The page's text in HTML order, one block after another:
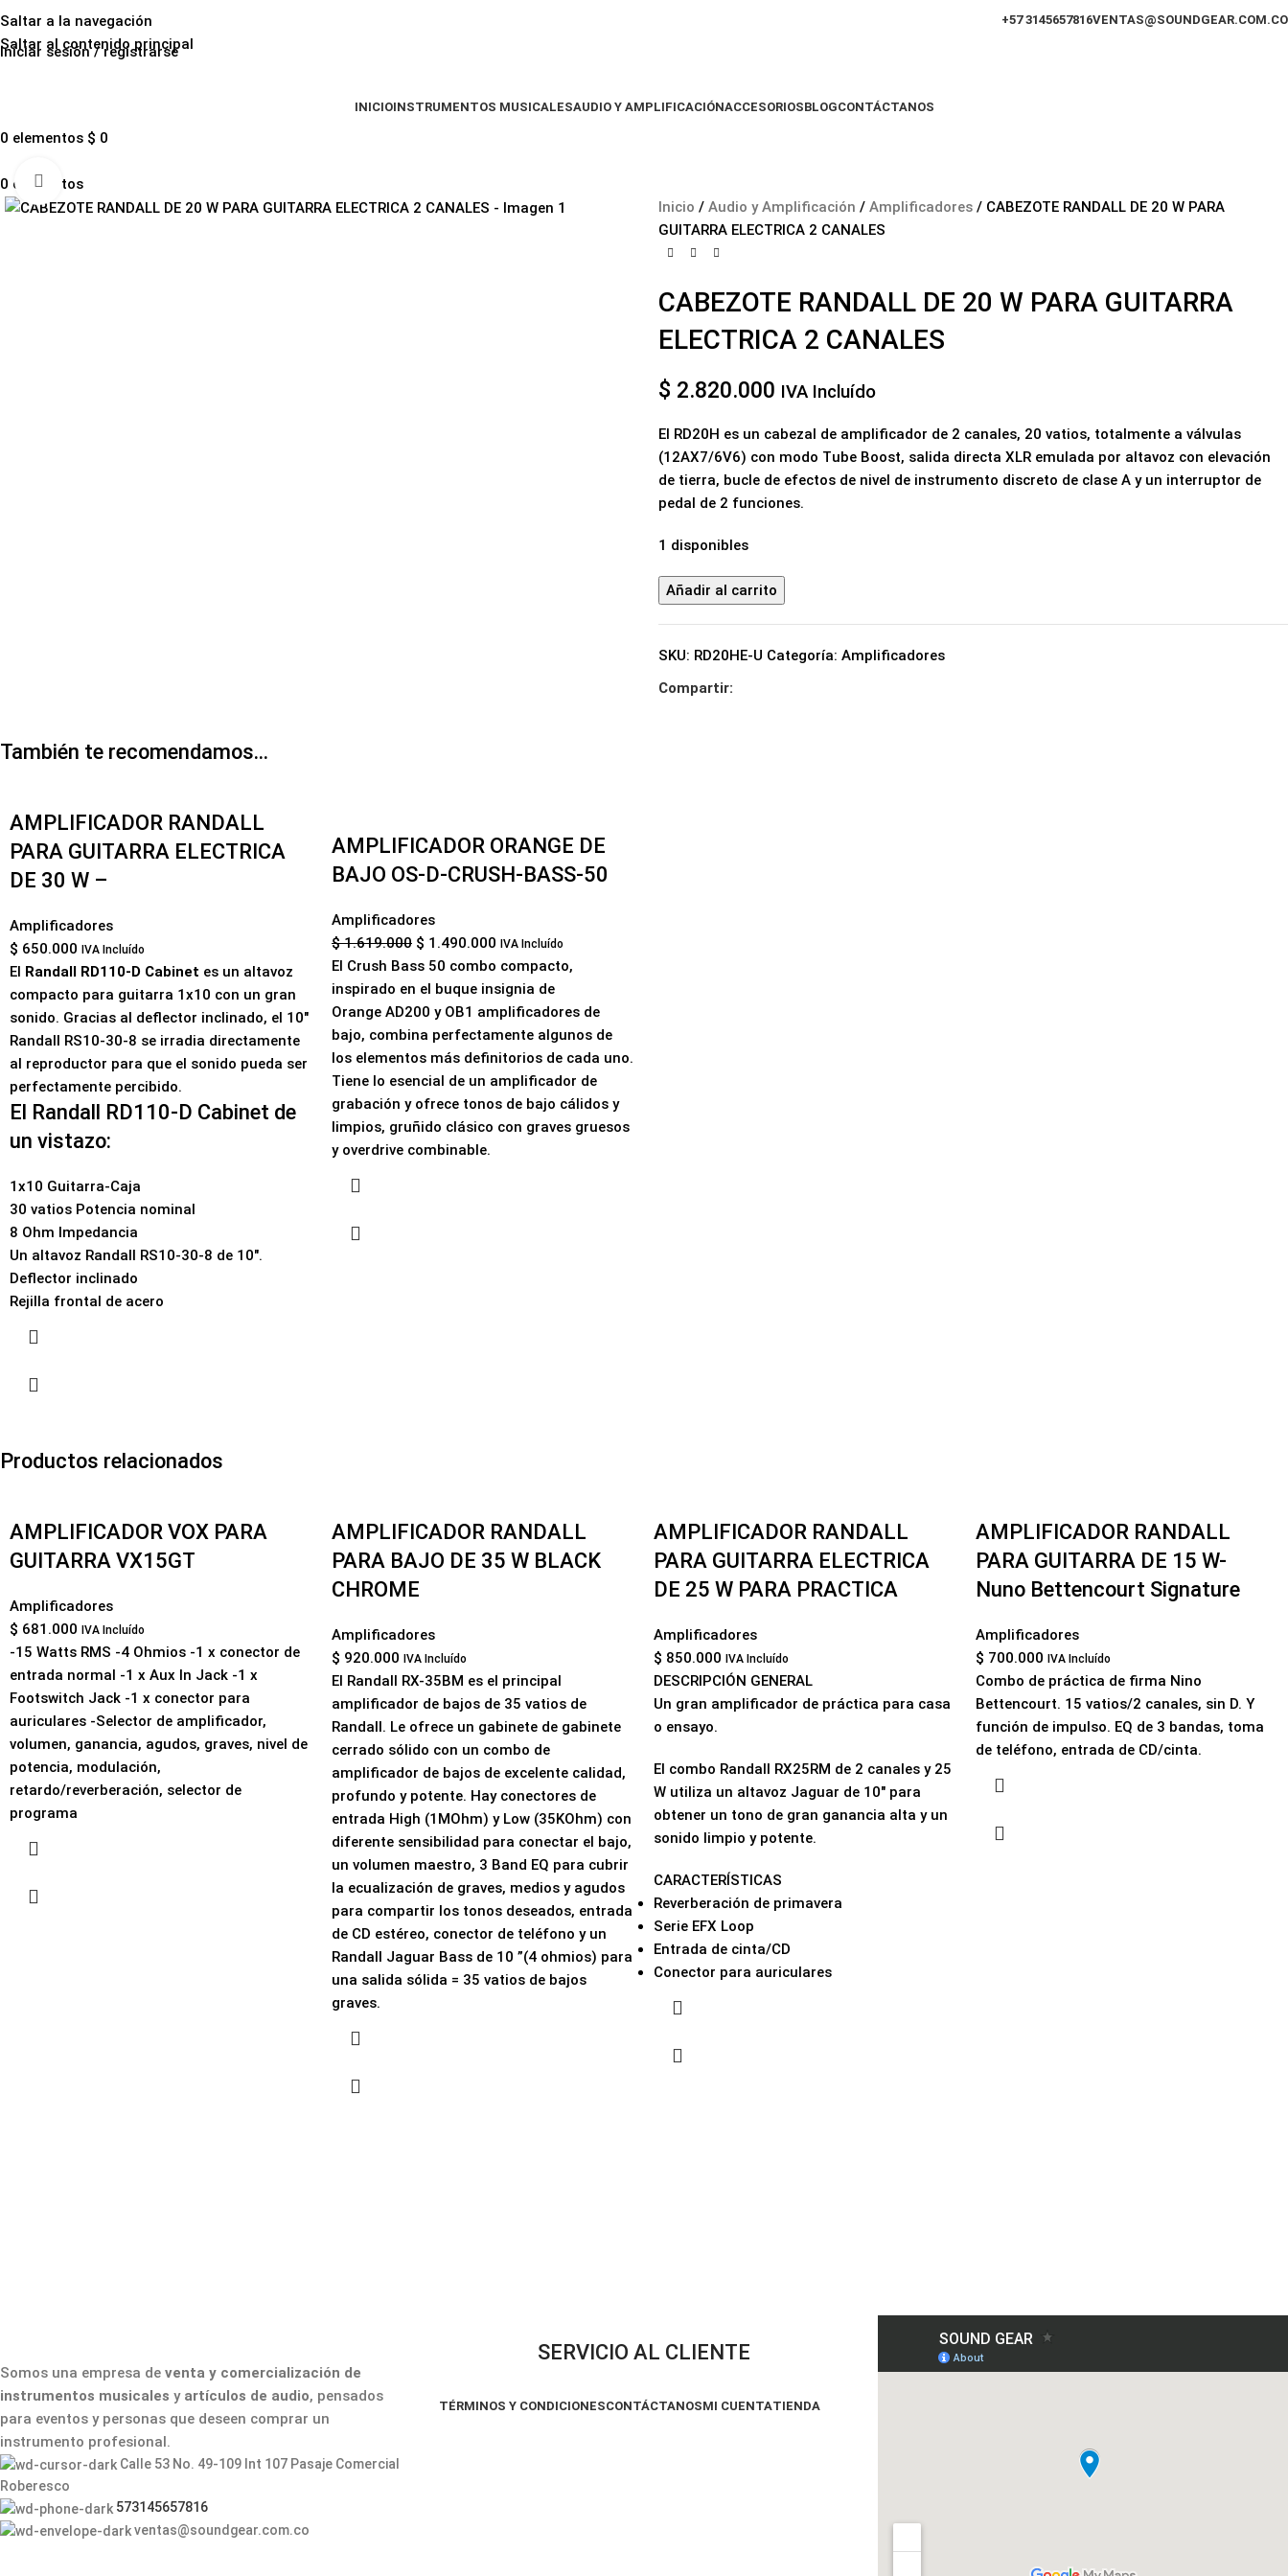
Saltar a la navegación
Saltar al contenido principal
+57 3145657816VENTAS@SOUNDGEAR.COM.CO
Iniciar sesión / registrarse
INICIOINSTRUMENTOS MUSICALESAUDIO Y AMPLIFICACIÓNACCESORIOSBLOGCONTÁCTANOS
0 elementos $ 0
0 elementosHaga clic para ampliar
Inicio Audio y Amplificación Amplificadores
CABEZOTE RANDALL DE 20 W PARA
GUITARRA ELECTRICA 2 CANALES
CABEZOTE RANDALL DE 20 W PARA GUITARRA
ELECTRICA 2 CANALES
$ 2.820.000 IVA Incluído
El RD20H es un cabezal de amplificador de 2 canales, 20 vatios, totalmente a válvulas
(12AX7/6V6) con modo Tube Boost, salida directa XLR emulada por altavoz con elevación
de tierra, bucle de efectos de nivel de instrumento discreto de clase A y un interruptor de
pedal de 2 funciones.
1 disponibles
Añadir al carrito
SKU: RD20HE-U Categoría: Amplificadores
Compartir:
También te recomendamos…
AMPLIFICADOR RANDALL
PARA GUITARRA ELECTRICA
DE 30 W –
Amplificadores
$ 650.000 IVA Incluído
El Randall RD110-D Cabinet es un altavoz
compacto para guitarra 1x10 con un gran
sonido. Gracias al deflector inclinado, el 10"
Randall RS10-30-8 se irradia directamente
al reproductor para que el sonido pueda ser
perfectamente percibido.
El Randall RD110-D Cabinet de
un vistazo:
1x10 Guitarra-Caja
30 vatios Potencia nominal
8 Ohm Impedancia
Un altavoz Randall RS10-30-8 de 10".
Deflector inclinado
Rejilla frontal de acero
AMPLIFICADOR ORANGE DE
BAJO OS-D-CRUSH-BASS-50
Amplificadores
$1.619.000 $ 1.490.000 IVA Incluído
El Crush Bass 50 combo compacto,
inspirado en el buque insignia de
Orange AD200 y OB1 amplificadores de
bajo, combina perfectamente algunos de
los elementos más definitorios de cada uno.
Tiene lo esencial de un amplificador de
grabación y ofrece tonos de bajo cálidos y
limpios, gruñido clásico con graves gruesos
y overdrive combinable.
Productos relacionados
AMPLIFICADOR VOX PARA
GUITARRA VX15GT
Amplificadores
$ 681.000 IVA Incluído
-15 Watts RMS -4 Ohmios -1 x conector de
entrada normal -1 x Aux In Jack -1 x
Footswitch Jack -1 x conector para
auriculares -Selector de amplificador,
volumen, ganancia, agudos, graves, nivel de
potencia, modulación,
retardo/reverberación, selector de
programa
AMPLIFICADOR RANDALL
PARA BAJO DE 35 W BLACK
CHROME
Amplificadores
$ 920.000 IVA Incluído
El Randall RX-35BM es el principal
amplificador de bajos de 35 vatios de
Randall. Le ofrece un gabinete de gabinete
cerrado sólido con un combo de
amplificador de bajos de excelente calidad,
profundo y potente. Hay conectores de
entrada High (1MOhm) y Low (35KOhm) con
diferente sensibilidad para conectar el bajo,
un volumen maestro, 3 Band EQ para cubrir
la ecualización de graves, medios y agudos
para compartir los tonos deseados, entrada
de CD estéreo, conector de teléfono y un
Randall Jaguar Bass de 10 ”(4 ohmios) para
una salida sólida = 35 vatios de bajos
graves.
AMPLIFICADOR RANDALL
PARA GUITARRA ELECTRICA
DE 25 W PARA PRACTICA
Amplificadores
$ 850.000 IVA Incluído
DESCRIPCIÓN GENERAL
Un gran amplificador de práctica para casa
o ensayo.
El combo Randall RX25RM de 2 canales y 25
W utiliza un altavoz Jaguar de 10" para
obtener un tono de gran ganancia alta y un
sonido limpio y potente.
CARACTERÍSTICAS
Reverberación de primavera
Serie EFX Loop
Entrada de cinta/CD
Conector para auriculares
AMPLIFICADOR RANDALL
PARA GUITARRA DE 15 W-
Nuno Bettencourt Signature
Amplificadores
$ 700.000 IVA Incluído
Combo de práctica de firma Nino
Bettencourt. 15 vatios/2 canales, sin D. Y
función de impulso. EQ de 3 bandas, toma
de teléfono, entrada de CD/cinta.
Somos una empresa de venta y comercialización de
instrumentos musicales yartículos de audio, pensados
para eventos y personas que deseen comprar un
instrumento profesional.
Calle 53 No. 49-109 Int 107 Pasaje Comercial
Roberesco
573145657816
ventas@soundgear.com.co
SERVICIO AL CLIENTE
TÉRMINOS Y CONDICIONESCONTÁCTANOSMI CUENTATIENDA